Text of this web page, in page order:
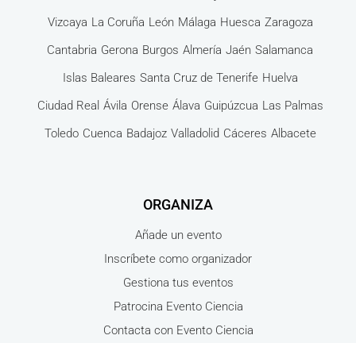
Vizcaya La Coruña León Málaga Huesca Zaragoza
Cantabria Gerona Burgos Almería Jaén Salamanca
Islas Baleares Santa Cruz de Tenerife Huelva
Ciudad Real Ávila Orense Álava Guipúzcua Las Palmas
Toledo Cuenca Badajoz Valladolid Cáceres Albacete
ORGANIZA
Añade un evento
Inscríbete como organizador
Gestiona tus eventos
Patrocina Evento Ciencia
Contacta con Evento Ciencia